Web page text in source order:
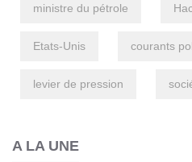
ministre du pétrole
Etats-Unis courants
levier de pression
A LA UNE